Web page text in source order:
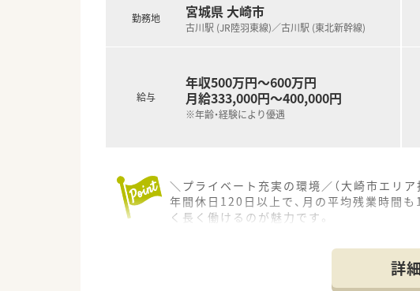
勤務地 宮城県 大崎市
古川駅 (JR陸羽東線)／古川駅 (東北新幹線)
給与
年収500万円～600万円
月給333,000円～400,000円
※年齢・経験により優遇
＼プライベート充実の環境／（大崎市エリア
年間休日120日以上で、月の平均残業時間
く長く働けるのが魅力です。
■古川駅から車で10分ほどの場所に位置し
詳